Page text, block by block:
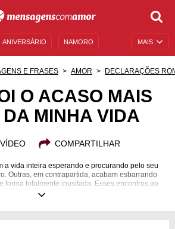
MAIS
ANIVERSÁRIO NAMORO
MENSAGENS DE ANIVERSÁRIO
E FRASES AMOR DECLARAÇÕES
O ACASO MAIS
MINHA VIDA
COMPARTILHAR
a vida inteira esperando e procurando pelo seu
Outras, em contrapartida, acabam esbarrando
forma totalmente inusitada. Esses encontros ao
extremamente especiais que, mesmo